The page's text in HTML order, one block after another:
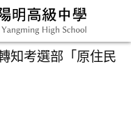
知考選部「原住民